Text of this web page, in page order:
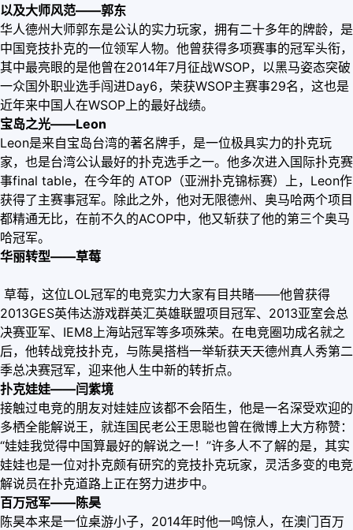
以及大师风范——郭东
华人德州大师郭东是公认的实力玩家，拥有二十多年的牌龄，是
中国竞技扑克的一位领军人物。他曾获得多项赛事的冠军头衔，
其中最亮眼的是他曾在2014年7月征战WSOP，以黑马姿态突破
一众国外职业选手闯进Day6，荣获WSOP主赛事29名，这也是
近年来中国人在WSOP上的最好战绩。
宝岛之光——Leon
Leon是来自宝岛台湾的著名牌手，是一位极具实力的扑克玩
家，也是台湾公认最好的扑克选手之一。他多次进入国际扑克赛
事final table，在今年的 ATOP（亚洲扑克锦标赛）上，Leon作
获得了主赛事冠军。除此之外，他对无限德州、奥马哈两个项目
都精通无比，在前不久的ACOP中，他又斩获了他的第三个奥马
哈冠军。
华丽转型——草莓
草莓，这位LOL冠军的电竞实力大家有目共睹——他曾获得
2013GES英伟达游戏群英汇英雄联盟项目冠军、2013亚室会总
决赛亚军、IEM8上海站冠军等多项殊荣。在电竞圈功成名就之
后，他转战竞技扑克，与陈昊搭档一举斩获天天德州真人秀第二
季总决赛冠军，迎来他人生中新的转折点。
扑克娃娃——闫紫境
接触过电竞的朋友对娃娃应该都不会陌生，他是一名深受欢迎的
多栖全能解说王，就连国民老公王思聪也曾在微博上大方称赞：
“娃娃我觉得中国算最好的解说之一！”许多人不了解的是，其实
娃娃也是一位对扑克颇有研究的竞技扑克玩家，灵活多变的电竞
解说员在扑克道路上正在努力进步中。
百万冠军——陈昊
陈昊本来是一位桌游小子，2014年时他一鸣惊人，在澳门百万